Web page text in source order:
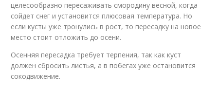
целесообразно пересаживать смородину весной, когда
сойдет снег и установится плюсовая температура. Но
если кусты уже тронулись в рост, то пересадку на новое
место стоит отложить до осени.
Осенняя пересадка требует терпения, так как куст
должен сбросить листья, а в побегах уже остановится
сокодвижение.